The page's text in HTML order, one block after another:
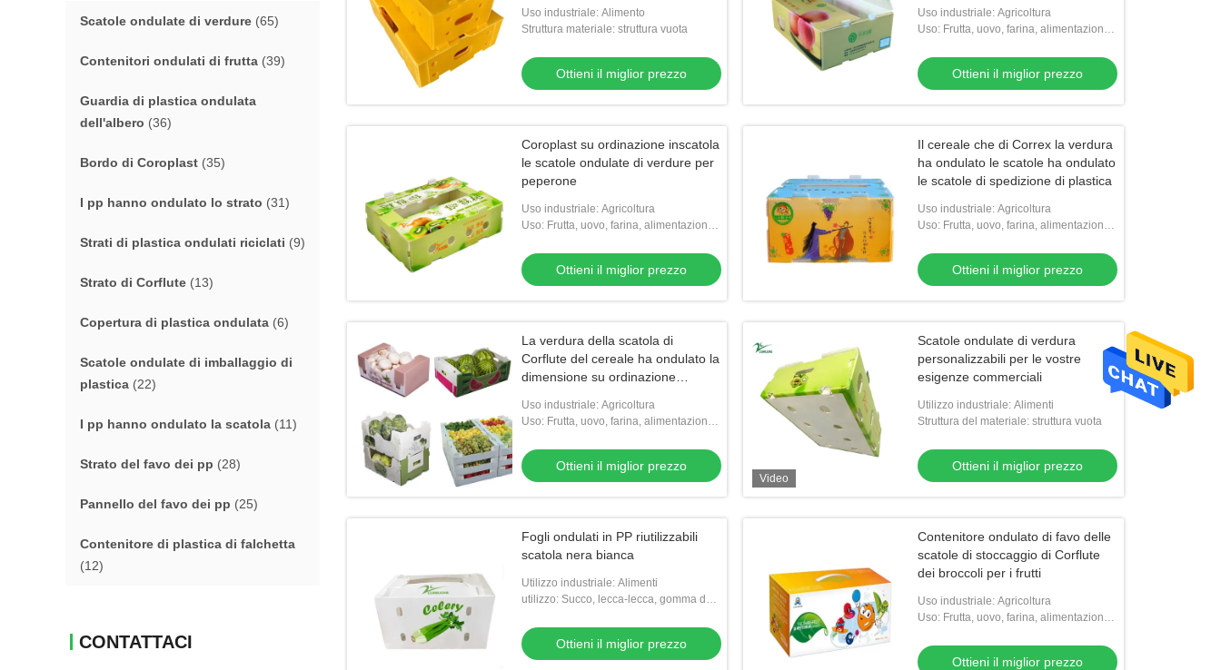
Scatole ondulate di verdure (65)
Contenitori ondulati di frutta (39)
Guardia di plastica ondulata
dell'albero (36)
Bordo di Coroplast (35)
I pp hanno ondulato lo strato (31)
Strati di plastica ondulati riciclati (9)
Strato di Corflute (13)
Copertura di plastica ondulata (6)
Scatole ondulate di imballaggio di
plastica (22)
I pp hanno ondulato la scatola (11)
Strato del favo dei pp (28)
Pannello del favo dei pp (25)
Contenitore di plastica di falchetta
(12)
CONTATTACI
Uso industriale: Alimento
Struttura materiale: struttura vuota
Ottieni il miglior prezzo
Uso industriale: Agricoltura
Uso: Frutta, uovo, farina, alimentazione,
MARE, l'altra agricoltura
Ottieni il miglior prezzo
Coroplast su ordinazione inscatola
le scatole ondulate di verdure per
peperone
Uso industriale: Agricoltura
Uso: Frutta, uovo, farina, alimentazione,
MARE, l'altra agricoltura
Ottieni il miglior prezzo
Il cereale che di Correx la verdura
ha ondulato le scatole ha ondulato
le scatole di spedizione di plastica
Uso industriale: Agricoltura
Uso: Frutta, uovo, farina, alimentazione,
MARE, l'altra agricoltura
Ottieni il miglior prezzo
La verdura della scatola di
Corflute del cereale ha ondulato la
dimensione su ordinazione
Uso industriale: Agricoltura
Uso: Frutta, uovo, farina, alimentazione,
MARE, l'altra agricoltura
Ottieni il miglior prezzo
Video
Scatole ondulate di verdura
personalizzabili per le vostre
esigenze commerciali
Utilizzo industriale: Alimenti
Struttura del materiale: struttura vuota
Ottieni il miglior prezzo
Fogli ondulati in PP riutilizzabili
scatola nera bianca
Utilizzo industriale: Alimenti
utilizzo: Succo, lecca-lecca, gomma da
gelatina, zucchero, panino, pane,
Ottieni il miglior prezzo
Contenitore ondulato di favo delle
scatole di stoccaggio di Corflute
dei broccoli per i frutti
Uso industriale: Agricoltura
Uso: Frutta, uovo, farina, alimentazione,
MARE, l'altra agricoltura
Ottieni il miglior prezzo